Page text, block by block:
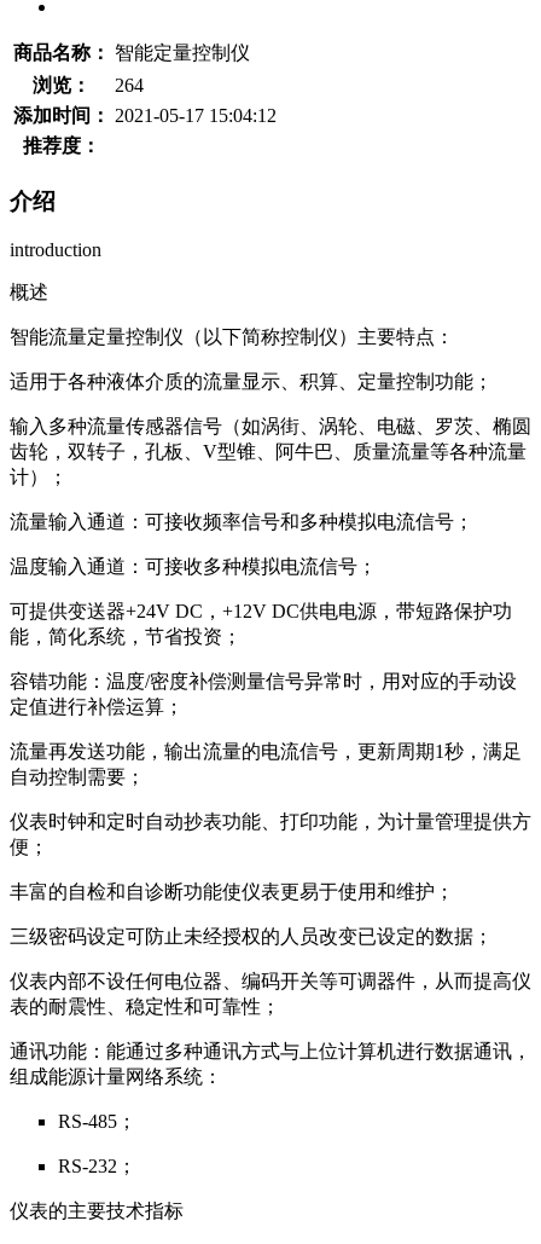
商品名称：
智能定量控制仪
浏览：
264
添加时间：
2021-05-17 15:04:12
推荐度：
介绍
introduction
概述
智能流量定量控制仪（以下简称控制仪）主要特点：
适用于各种液体介质的流量显示、积算、定量控制功能；
输入多种流量传感器信号（如涡街、涡轮、电磁、罗茨、椭圆
齿轮，双转子，孔板、V型锥、阿牛巴、质量流量等各种流量
计）；
流量输入通道：可接收频率信号和多种模拟电流信号；
温度输入通道：可接收多种模拟电流信号；
可提供变送器+24V DC，+12V DC供电电源，带短路保护功
能，简化系统，节省投资；
容错功能：温度/密度补偿测量信号异常时，用对应的手动设
定值进行补偿运算；
流量再发送功能，输出流量的电流信号，更新周期1秒，满足
自动控制需要；
仪表时钟和定时自动抄表功能、打印功能，为计量管理提供方
便；
丰富的自检和自诊断功能使仪表更易于使用和维护；
三级密码设定可防止未经授权的人员改变已设定的数据；
仪表内部不设任何电位器、编码开关等可调器件，从而提高仪
表的耐震性、稳定性和可靠性；
通讯功能：能通过多种通讯方式与上位计算机进行数据通讯，
组成能源计量网络系统：
RS-485；
RS-232；
仪表的主要技术指标